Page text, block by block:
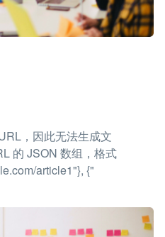
，因此无法生成文
的 JSON 数组，格式
article1"}, {"